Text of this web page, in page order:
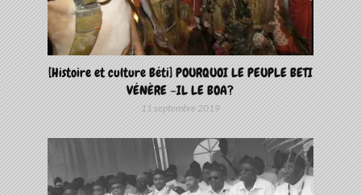
[Histoire et culture Béti] POURQUOI LE PEUPLE BETI
VÉNÈRE –IL LE BOA?
11 septembre 2019